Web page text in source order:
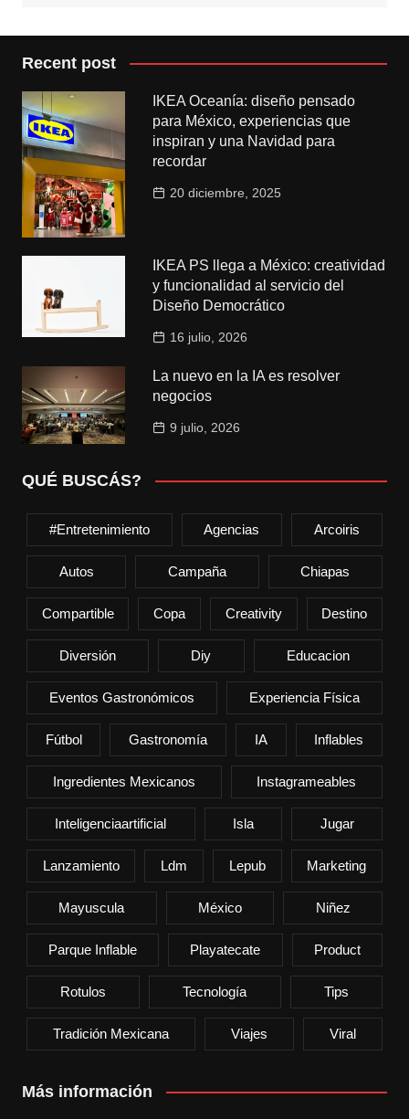
Recent post
IKEA Oceanía: diseño pensado
para México, experiencias que
inspiran y una Navidad para
recordar
20 diciembre, 2025
IKEA PS llega a México: creatividad
y funcionalidad al servicio del
Diseño Democrático
16 julio, 2026
La nuevo en la IA es resolver
negocios
9 julio, 2026
QUÉ BUSCÁS?
#entretenimiento Agencias Arcoiris
Autos Campaña Chiapas
Compartible Copa Creativity Destino
Diversión Diy Educacion
Eventos Gastronómicos Experiencia Física
Fútbol Gastronomía IA Inflables
Ingredientes Mexicanos Instagrameables
Inteligenciaartificial Isla Jugar
Lanzamiento Ldm Lepub Marketing
Mayuscula México Niñez
Parque Inflable Playatecate Product
Rotulos Tecnología Tips
Tradición Mexicana Viajes Viral
Más información